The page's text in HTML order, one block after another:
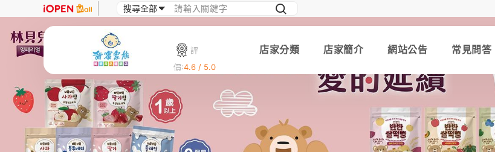
評
價:4.6 / 5.0
店家分類 店家簡介 網站公告 常見問答